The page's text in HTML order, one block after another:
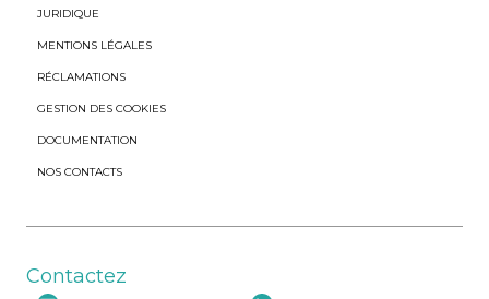
JURIDIQUE
MENTIONS LÉGALES
RÉCLAMATIONS
GESTION DES COOKIES
DOCUMENTATION
NOS CONTACTS
Contactez